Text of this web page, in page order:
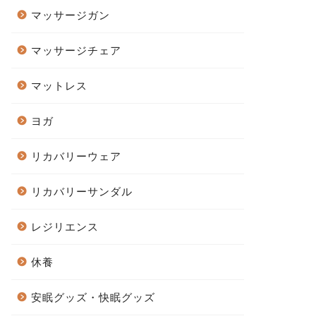
マッサージガン
マッサージチェア
マットレス
ヨガ
リカバリーウェア
リカバリーサンダル
レジリエンス
休養
安眠グッズ・快眠グッズ